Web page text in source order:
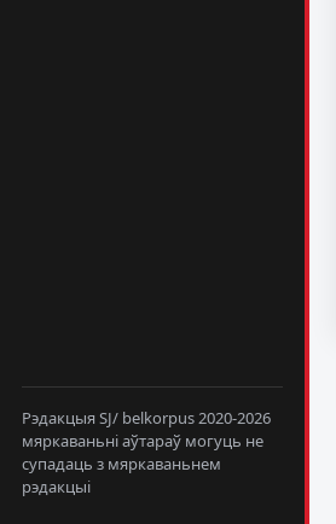
Рэдакцыя SJ/ belkorpus 2020-2026
мяркаваньні аўтараў могуць не
супадаць з мяркаваньнем
рэдакцыі